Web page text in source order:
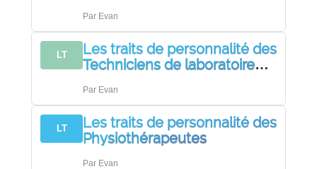
Par Evan
LT
Les traits de personnalité des
Techniciens de laboratoire
Par Evan
LT
Les traits de personnalité des
Physiothérapeutes
Par Evan